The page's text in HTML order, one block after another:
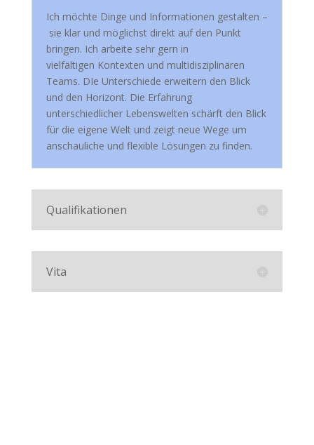
Ich möchte Dinge und Informationen gestalten –
sie klar und möglichst direkt auf den Punkt
bringen. Ich arbeite sehr gern in
vielfältigen Kontexten und multidisziplinären
Teams. DIe Unterschiede erweitern den Blick
und den Horizont. Die Erfahrung
unterschiedlicher Lebenswelten schärft den Blick
für die eigene Welt und zeigt neue Wege um
anschauliche und flexible Lösungen zu finden.
Qualifikationen
Vita